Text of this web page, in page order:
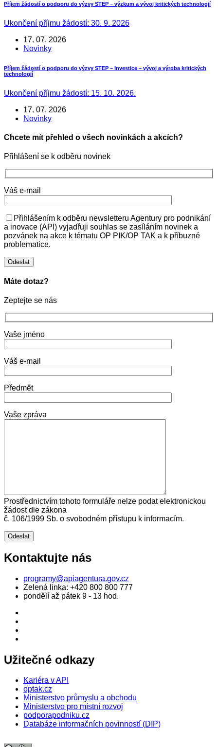
Příjem žádostí o podporu do výzvy STEP – výzkum a vývoj kritických technologií
Ukončení příjmu žádostí: 30. 9. 2026
17. 07. 2026
Novinky
Příjem žádostí o podporu do výzvy STEP – Investice – vývoj a výroba kritických
technologií
Ukončení příjmu žádostí: 15. 10. 2026.
17. 07. 2026
Novinky
Chcete mít přehled o všech novinkách a akcích?
Přihlášení se k odběru novinek
Váš e-mail
Přihlášením k odběru newsletteru Agentury pro podnikání
a inovace (API) vyjadřuji souhlas se zasíláním novinek a
pozvánek na akce k tématu OP PIK/OP TAK a k příbuzné
problematice.
Máte dotaz?
Zeptejte se nás
Vaše jméno
Váš e-mail
Předmět
Vaše zpráva
Prostřednictvím tohoto formuláře nelze podat elektronickou
žádost dle zákona
č. 106/1999 Sb. o svobodném přístupu k informacím.
Kontaktujte nás
programy@apiagentura.gov.cz
Zelená linka: +420 800 800 777
pondělí až pátek 9 - 13 hod.
Užitečné odkazy
Kariéra v API
optak.cz
Ministerstvo průmyslu a obchodu
Ministerstvo pro místní rozvoj
podporapodniku.cz
Databáze informačních povinností (DIP)